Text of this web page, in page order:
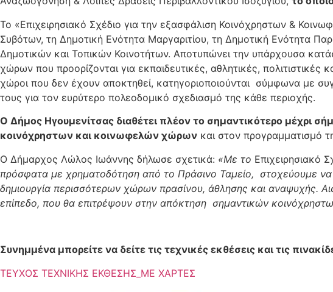
Το «Επιχειρησιακό Σχέδιο για την εξασφάλιση Κοινόχρηστων &
Συβότων, τη Δημοτική Ενότητα Μαργαριτίου, τη Δημοτική Ενότητα
Δημοτικών και Τοπικών Κοινοτήτων. Αποτυπώνει την υπάρχουσα
χώρων που προορίζονται για εκπαιδευτικές, αθλητικές,
χώροι που δεν έχουν αποκτηθεί, κατηγοριοποιούνται σύμφωνα με
τους για τον ευρύτερο πολεοδομικό σχεδιασμό της κάθε περιοχής.
Ο Δήμος Ηγουμενίτσας διαθέτει πλέον το σημαντικότερο μέχρι
κοινόχρηστων και κοινωφελών χώρων και στον προγραμματισμό
Ο Δήμαρχος Λώλος Ιωάννης δήλωσε σχετικά: «Με το Επιχειρησιακό
πρόσφατα με χρηματοδότηση από το Πράσινο Ταμείο, στοχεύουμε
δημιουργία περισσότερων χώρων πρασίνου, άθλησης και αναψυχής.
επίπεδο, που θα επιτρέψουν στην απόκτηση σημαντικών
Συνημμένα μπορείτε να δείτε τις τεχνικές εκθέσεις και τις
ΤΕΥΧΟΣ ΤΕΧΝΙΚΗΣ ΕΚΘΕΣΗΣ_ΜΕ ΧΑΡΤΕΣ